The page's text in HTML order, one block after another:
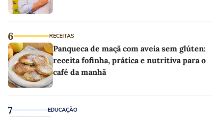
6 RECEITAS
Panqueca de maçã com aveia sem glúten:
receita fofinha, prática e nutritiva para o
café da manhã
7 EDUCAÇÃO